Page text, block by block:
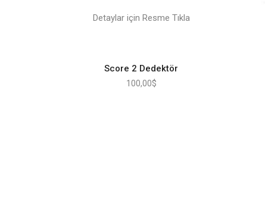
Detaylar için Resme Tıkla
Score 2 Dedektör
100,00$